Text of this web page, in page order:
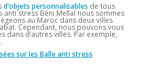
d’objets personnalisables de tous
stress Béni Mellal nous sommes
au Maroc dans deux villes
Cependant, nous pouvons vous
dans d’autres villes. Par exemple,
sur les Balle anti stress